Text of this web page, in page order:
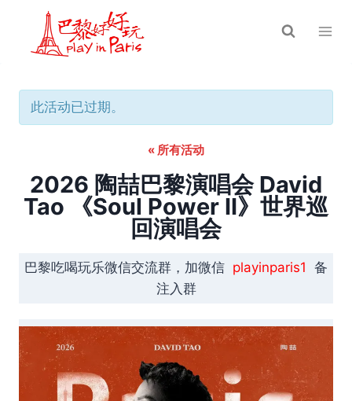
此活动已过期。
« 所有活动
2026 陶喆巴黎演唱会 David
Tao 《Soul Power II》世界巡
回演唱会
巴黎吃喝玩乐微信交流群，加微信 playinparis1 备
注入群